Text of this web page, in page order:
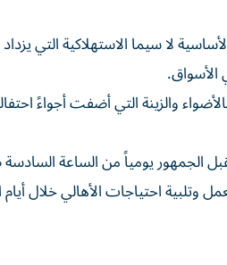
لا سيما الاستهلاكية التي يزداد
الأسواق.
والزينة التي أضفت أجواءً
الجمهور يومياً من الساعة
احتياجات الأهالي خلال أيام